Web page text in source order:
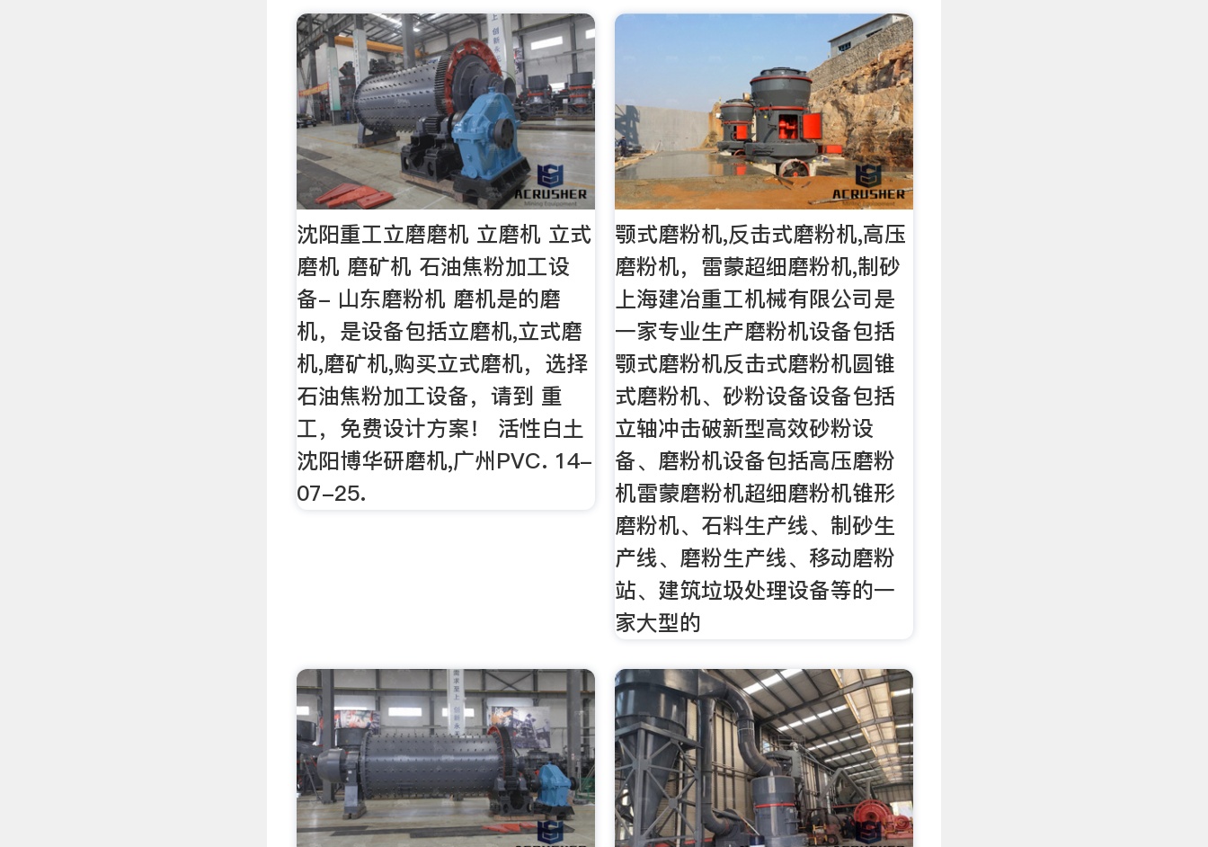
沈阳重工立磨磨机 立磨机 立式
磨机 磨矿机 石油焦粉加工设
备- 山东磨粉机 磨机是的磨
机，是设备包括立磨机,立式磨
机,磨矿机,购买立式磨机，选择
石油焦粉加工设备，请到 重
工，免费设计方案！ 活性白土
沈阳博华研磨机,广州PVC. 14-
07-25.
颚式磨粉机,反击式磨粉机,高压
磨粉机，雷蒙超细磨粉机,制砂
上海建冶重工机械有限公司是
一家专业生产磨粉机设备包括
颚式磨粉机反击式磨粉机圆锥
式磨粉机、砂粉设备设备包括
立轴冲击破新型高效砂粉设
备、磨粉机设备包括高压磨粉
机雷蒙磨粉机超细磨粉机锥形
磨粉机、石料生产线、制砂生
产线、磨粉生产线、移动磨粉
站、建筑垃圾处理设备等的一
家大型的